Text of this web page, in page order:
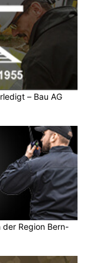
– Bau AG
der Region Bern-